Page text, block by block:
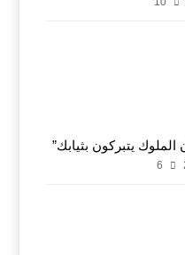
يتبركون بثيابك”
6